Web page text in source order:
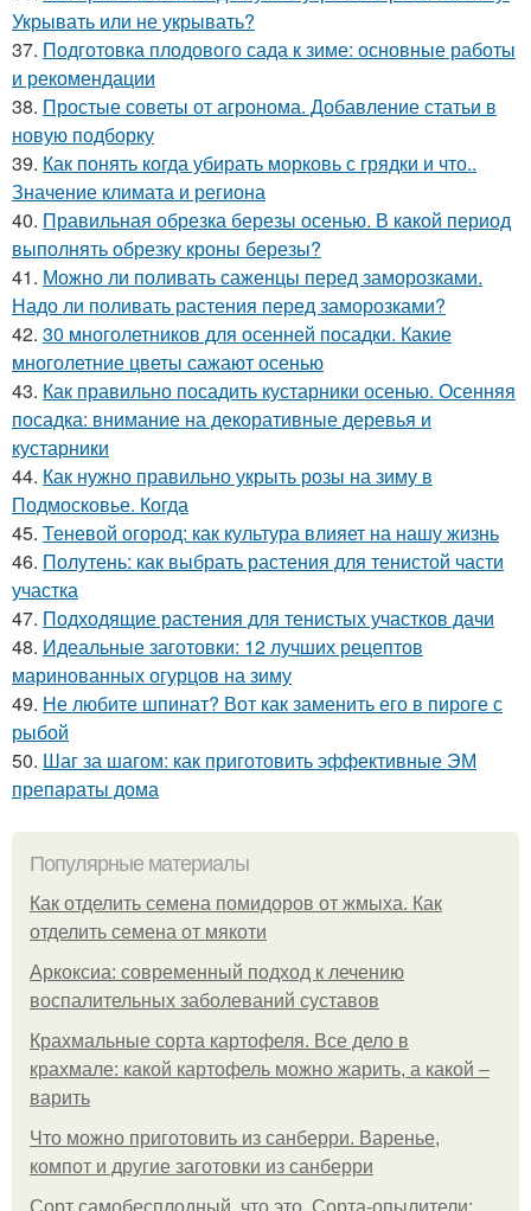
Укрывать или не укрывать?
37. Подготовка плодового сада к зиме: основные работы
и рекомендации
38. Простые советы от агронома. Добавление статьи в
новую подборку
39. Как понять когда убирать морковь с грядки и что..
Значение климата и региона
40. Правильная обрезка березы осенью. В какой период
выполнять обрезку кроны березы?
41. Можно ли поливать саженцы перед заморозками.
Надо ли поливать растения перед заморозками?
42. 30 многолетников для осенней посадки. Какие
многолетние цветы сажают осенью
43. Как правильно посадить кустарники осенью. Осенняя
посадка: внимание на декоративные деревья и
кустарники
44. Как нужно правильно укрыть розы на зиму в
Подмосковье. Когда
45. Теневой огород: как культура влияет на нашу жизнь
46. Полутень: как выбрать растения для тенистой части
участка
47. Подходящие растения для тенистых участков дачи
48. Идеальные заготовки: 12 лучших рецептов
маринованных огурцов на зиму
49. Не любите шпинат? Вот как заменить его в пироге с
рыбой
50. Шаг за шагом: как приготовить эффективные ЭМ
препараты дома
Популярные материалы
Как отделить семена помидоров от жмыха. Как
отделить семена от мякоти
Аркоксиа: современный подход к лечению
воспалительных заболеваний суставов
Крахмальные сорта картофеля. Все дело в
крахмале: какой картофель можно жарить, а какой –
варить
Что можно приготовить из санберри. Варенье,
компот и другие заготовки из санберри